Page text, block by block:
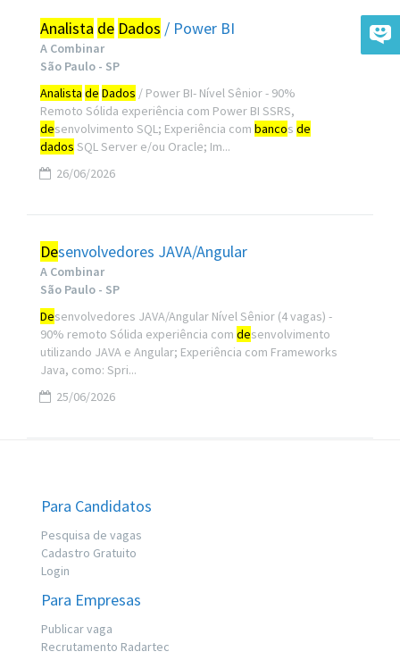
Analista de Dados / Power BI
A Combinar
São Paulo - SP
Analista de Dados / Power BI- Nível Sênior - 90%
Remoto Sólida experiência com Power BI SSRS,
desenvolvimento SQL; Experiência com bancos de
dados SQL Server e/ou Oracle; Im...
26/06/2026
Desenvolvedores JAVA/Angular
A Combinar
São Paulo - SP
Desenvolvedores JAVA/Angular Nível Sênior (4 vagas) -
90% remoto Sólida experiência com desenvolvimento
utilizando JAVA e Angular; Experiência com Frameworks
Java, como: Spri...
25/06/2026
Para Candidatos
Pesquisa de vagas
Cadastro Gratuito
Login
Para Empresas
Publicar vaga
Recrutamento Radartec